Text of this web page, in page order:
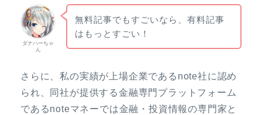
ダナハーちゃ
ん
無料記事でもすごいなら、有料記事
はもっとすごい！
さらに、私の実績が上場企業であるnote社に認め
られ、同社が提供する金融専門プラットフォーム
であるnoteマネーでは金融・投資情報の専門家と